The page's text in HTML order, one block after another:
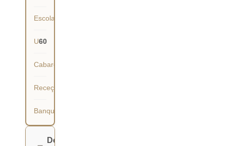
Escola
U60
Cabaret
Receção
Banquete
Dona